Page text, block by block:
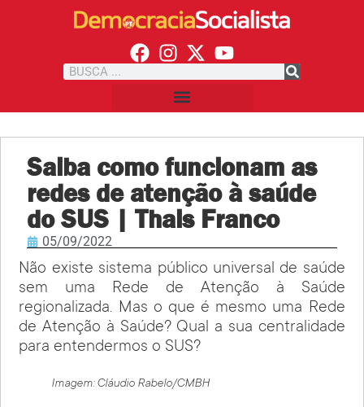
Saiba como funcionam as
redes de atenção à saúde
do SUS | Thais Franco
05/09/2022
Não existe sistema público universal de saúde
sem uma Rede de Atenção à Saúde
regionalizada. Mas o que é mesmo uma Rede
de Atenção à Saúde? Qual a sua centralidade
para entendermos o SUS?
Imagem: Cláudio Rabelo/CMBH